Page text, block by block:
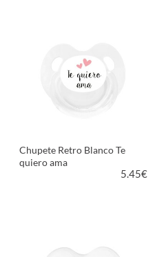
Chupete Retro Blanco Te
quiero ama
5.45€